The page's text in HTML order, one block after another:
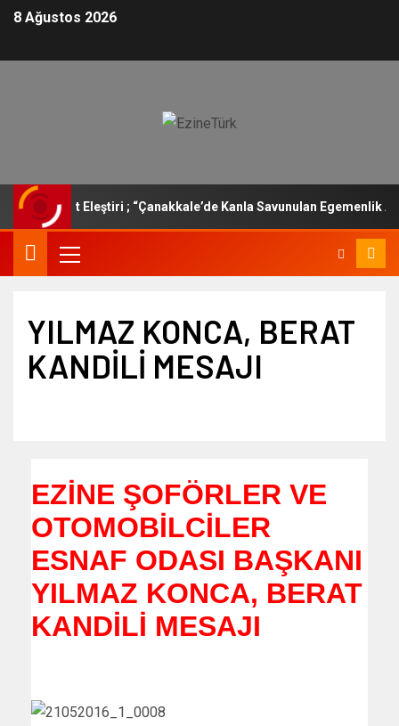
8 Ağustos 2026
Sert Eleştiri ; “Çanakkale’de Kanla Savunulan Egemenlik
YILMAZ KONCA, BERAT
KANDİLİ MESAJI
EZİNE ŞOFÖRLER VE
OTOMOBİLCİLER
ESNAF ODASI BAŞKANI
YILMAZ KONCA, BERAT
KANDİLİ MESAJI